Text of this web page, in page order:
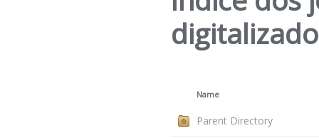
Name
Parent Directory